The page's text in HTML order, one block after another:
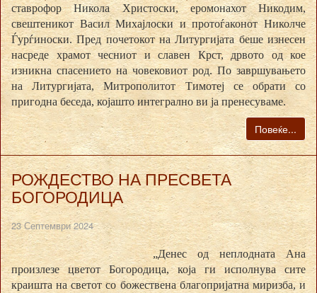
ставрофор Никола Христоски, еромонахот Никодим,
свештеникот Васил Михајлоски и протоѓаконот Николче
Ѓурѓиноски. Пред почетокот на Литургијата беше изнесен
насреде храмот чесниот и славен Крст, дрвото од кое
изникна спасението на човековиот род. По завршувањето
на Литургијата, Митрополитот Тимотеј се обрати со
пригодна беседа, којашто интегрално ви ја пренесуваме.
Повеќе...
РОЖДЕСТВО НА ПРЕСВЕТА
БОГОРОДИЦА
23 Септември 2024
„Денес од неплодната Ана
произлезе цветот Богородица, која ги исполнува сите
краишта на светот со божествена благопријатна миризба, и